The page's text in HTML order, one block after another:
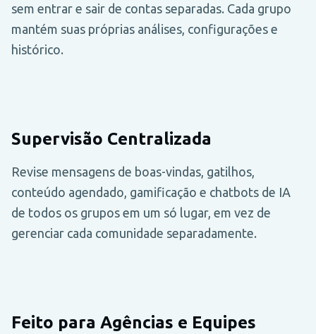
sem entrar e sair de contas separadas. Cada grupo
mantém suas próprias análises, configurações e
histórico.
Supervisão Centralizada
Revise mensagens de boas-vindas, gatilhos,
conteúdo agendado, gamificação e chatbots de IA
de todos os grupos em um só lugar, em vez de
gerenciar cada comunidade separadamente.
Feito para Agências e Equipes